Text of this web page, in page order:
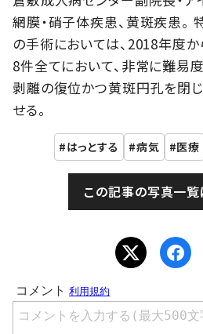
網膜・硝子体疾患、黄斑疾患
の手術においては、2018年度
8件全てにおいて、非常に難易
剥離の復位かつ黄斑円孔を閉
せる。
はっとする 病気 医療
この記事の写真一覧